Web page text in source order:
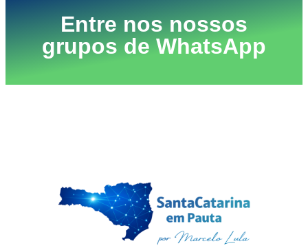
Entre nos nossos
grupos de WhatsApp